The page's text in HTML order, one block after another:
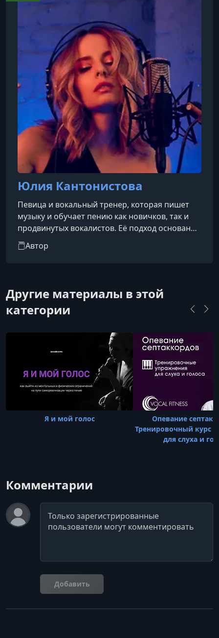
Юлия Кантонистова
Певица и вокальный тренер, которая пишет
музыку и обучает пению как новичков, так и
продвинутых вокалистов. Её подход основан
на том, чтобы объяснять сложные вещи
простым и понятным языком. Благодаря её
целом.Разработанные ею методики обучения
пению доказали свою эффективность, и она с
удовольствием делится ими. Бесплатные
Автор
Другие материалы в этой
категории
Я и мой голос
Опевание
Тренировочный курс
для слуха и
Комментарии
Комментарий
Добавить